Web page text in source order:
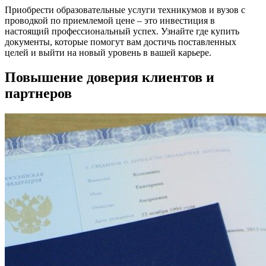
Приобрести образовательные услуги техникумов и вузов с
проводкой по приемлемой цене – это инвестиция в
настоящий профессиональный успех. Узнайте где купить
документы, которые помогут вам достичь поставленных
целей и выйти на новый уровень в вашей карьере.
Повышение доверия клиентов и
партнеров